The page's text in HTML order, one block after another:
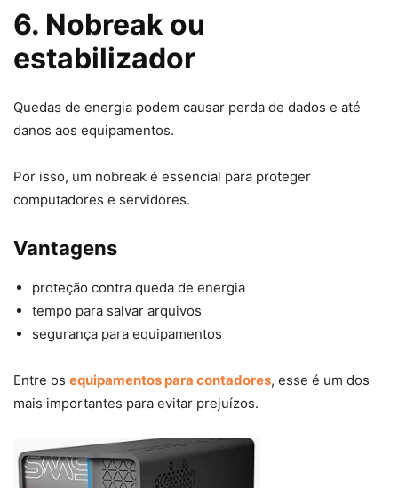
6. Nobreak ou
estabilizador
Quedas de energia podem causar perda de dados e até
danos aos equipamentos.
Por isso, um nobreak é essencial para proteger
computadores e servidores.
Vantagens
proteção contra queda de energia
tempo para salvar arquivos
segurança para equipamentos
Entre os equipamentos para contadores, esse é um dos
mais importantes para evitar prejuízos.